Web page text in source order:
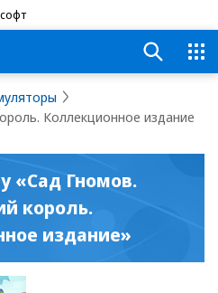
Коллекционное издание
«Сад Гномов.
король.
издание»